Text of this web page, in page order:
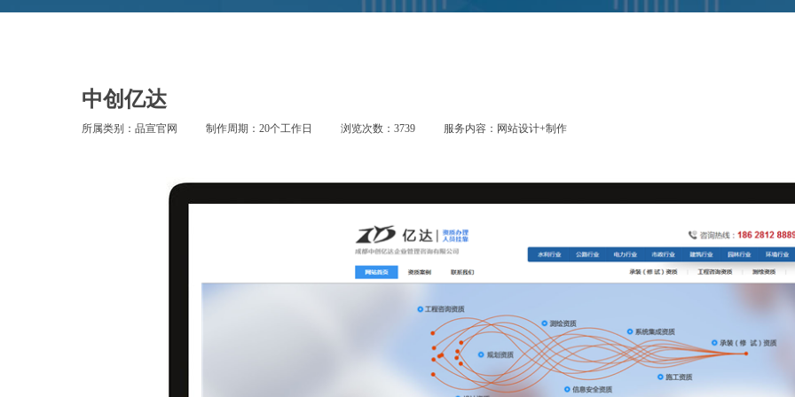
中创亿达
所属类别：品宣官网 制作周期：20个工作日 浏览次数：3739 服务内容：网站设计+制作